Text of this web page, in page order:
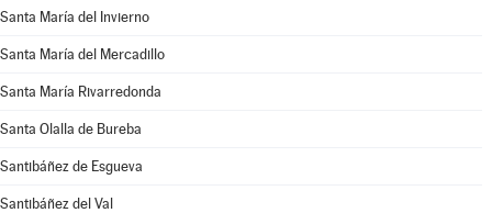
Santa María del Invierno
Santa María del Mercadillo
Santa María Rivarredonda
Santa Olalla de Bureba
Santibáñez de Esgueva
Santibáñez del Val